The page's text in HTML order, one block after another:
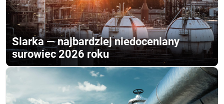
Siarka — najbardziej niedoceniany
surowiec 2026 roku